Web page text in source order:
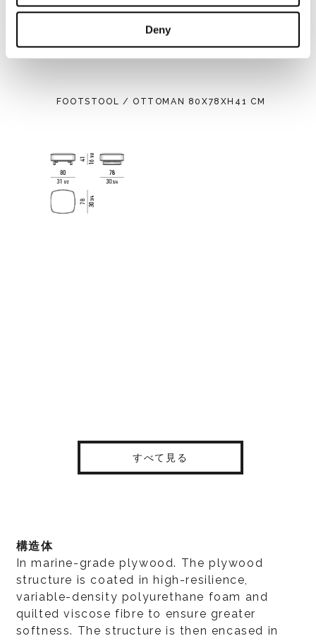
Deny
FOOTSTOOL / OTTOMAN 80X78XH41 CM
すべて見る
構造体
In marine-grade plywood. The plywood
structure is coated in high-resilience,
variable-density polyurethane foam and
quilted viscose fibre to ensure greater
softness. The structure is then encased in